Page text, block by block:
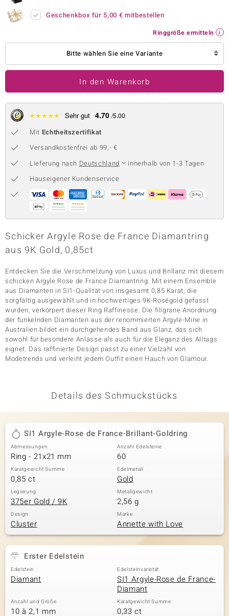
Collection
Collection
Classics
Geschenkbox für 5,00 € mitbestellen
Ringgröße ermitteln
Bitte wählen Sie eine Variante
In den Warenkorb
★★★★★ Sehr gut 4.70 /5.00
Mit Echtheitszertifikat
Versandkostenfrei ab 99,- €
Lieferung nach Deutschland
innerhalb von 1-3 Tagen
Hauseigener Kundenservice
Schicker Argyle Rose de France Diamantring
aus 9K Gold, 0,85ct
Entdecken Sie die Verschmelzung von Luxus und Brillanz mit diesem
schicken Argyle Rose de France Diamantring. Mit einem Ensemble
aus Diamanten in SI1-Qualität von insgesamt 0,85 Karat, die
sorgfältig ausgewählt und in hochwertiges 9K-Roségold gefasst
wurden, verkörpert dieser Ring Raffinesse. Die filigrane Anordnung
der funkelnden Diamanten aus der renommierten Argyle-Mine in
Australien bildet ein durchgehendes Band aus Glanz, das sich
sowohl für besondere Anlässe als auch für die Eleganz des Alltags
eignet. Das raffinierte Design passt zu einer Vielzahl von
Modetrends und verleiht jedem Outfit einen Hauch von Glamour.
Details des Schmuckstücks
SI1 Argyle-Rose de France-Brillant-Goldring
Abmessungen
Ring - 21x21 mm
Anzahl Edelsteine
60
Karatgewicht Summe
0,85 ct
Edelmetall
Gold
Legierung
375er Gold / 9K
Metallgewicht
2,56 g
Design
Cluster
Marke
Annette with Love
Erster Edelstein
Edelstein
Diamant
Edelsteinvarietät
SI1 Argyle-Rose de France-
Diamant
Anzahl und Größe
10 à 2,1 mm
Karatgewicht Summe
0,33 ct